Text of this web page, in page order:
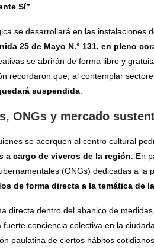
Sí”
se desarrollará en las instalaciones
25 de Mayo N.° 131, en pleno
se abrirán de forma libre y
recordaron que, al contemplar
suspendida.
ONGs y mercado
se acerquen al centro cultural
a cargo de viveros de la región . En
(ONGs) dedicadas a la
de forma directa a la temática de
directa dentro del abanico de
conciencia colectiva en la
paulatina de ciertos hábitos